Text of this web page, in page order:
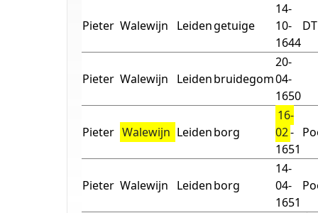
Pieter Walewijn Leidengetuige
14-
10-
1644
Pieter Walewijn Leidenbruidegom
20-
04-
1650
Pieter Walewijn Leidenborg
16-
02-
1651
Pieter Walewijn Leidenborg
14-
04-
1651